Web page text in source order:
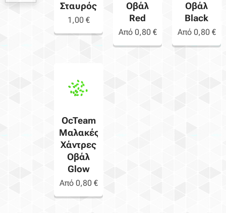
Σταυρός
1,00€
Οβάλ
Red
Από 0,80€
Οβάλ
Black
Από 0,80€
OcTeam
Μαλακές
Χάντρες
Οβάλ
Glow
Από 0,80€